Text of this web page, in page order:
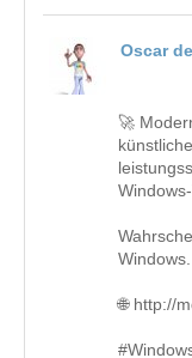
Oscar
🚀
Windows.
🌐 http://